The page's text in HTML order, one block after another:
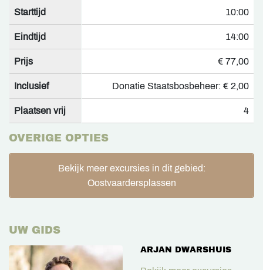
Starttijd 10:00
Eindtijd 14:00
Prijs € 77,00
Inclusief Donatie Staatsbosbeheer: € 2,00
Plaatsen vrij 4
OVERIGE OPTIES
Bekijk meer excursies in dit gebied:
Oostvaardersplassen
UW GIDS
ARJAN DWARSHUIS